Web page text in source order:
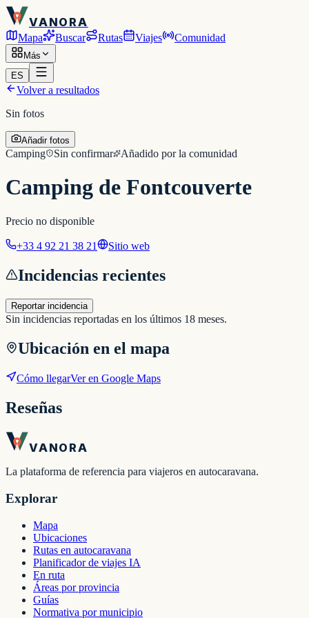
VANORA
Mapa Buscar Rutas Viajes Comunidad
Más
ES
Volver a resultados
Sin fotos
Añadir fotos
Camping Sin confirmar Añadido por la comunidad
Camping de Fontcouverte
Precio no disponible
+33 4 92 21 38 21 Sitio web
Incidencias recientes
Reportar incidencia
Sin incidencias reportadas en los últimos 18 meses.
Ubicación en el mapa
Cómo llegarVer en Google Maps
Reseñas
VANORA
La plataforma de referencia para viajeros en autocaravana.
Explorar
Mapa
Ubicaciones
Rutas en autocaravana
Planificador de viajes IA
En ruta
Áreas por provincia
Guías
Normativa por municipio